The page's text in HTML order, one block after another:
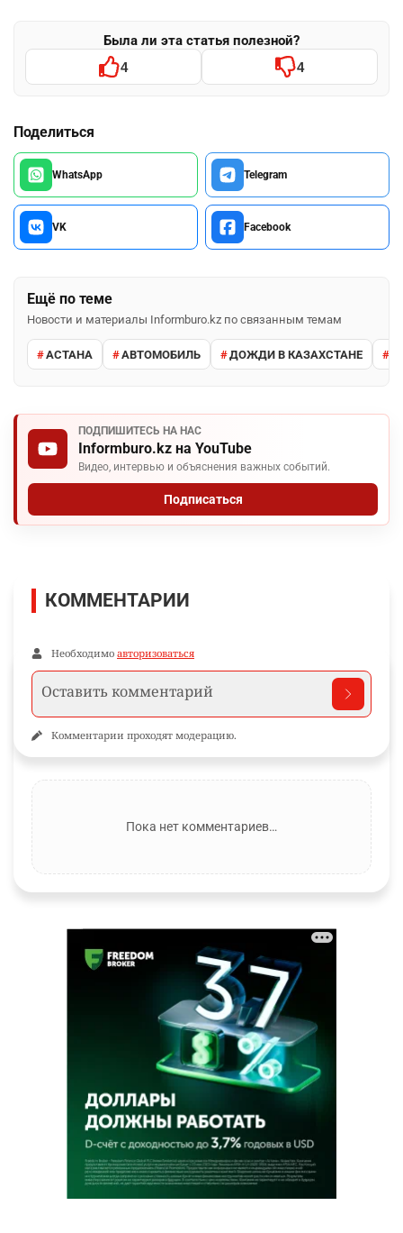
Была ли эта статья полезной?
4 4
Поделиться
WhatsApp Telegram
VK Facebook
Ещё по теме
Новости и материалы Informburo.kz по связанным темам
АСТАНА АВТОМОБИЛЬ ДОЖДИ В КАЗАХСТАНЕ
ПОДПИШИТЕСЬ НА НАС
Informburo.kz на YouTube
Видео, интервью и объяснения важных событий.
Подписаться
КОММЕНТАРИИ
Необходимо авторизоваться
Комментарии проходят модерацию.
Пока нет комментариев…